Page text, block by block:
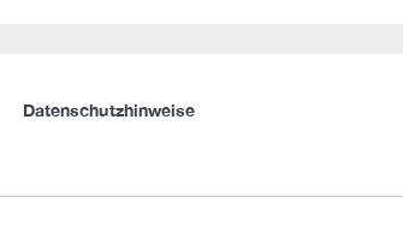
Datenschutzhinweise